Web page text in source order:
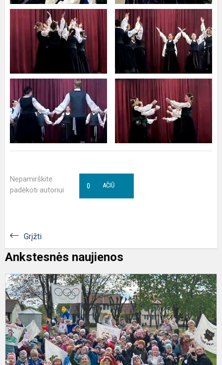
Nepamirškite
padėkoti autoriui
AČIŪ
0
Grįžti
Ankstesnės naujienos